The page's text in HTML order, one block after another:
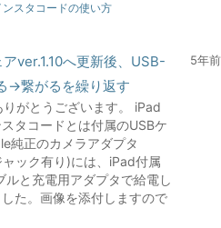
ンスタコードの使い方
ver.1.10へ更新後、USB-
→繋がるを繰り返す
がとうございます。 iPad
タコードとは付属のUSBケ
純正のカメラアダプタ
ック有り)には、iPad付属
と充電用アダプタで給電し
た。画像を添付しますので
5年前